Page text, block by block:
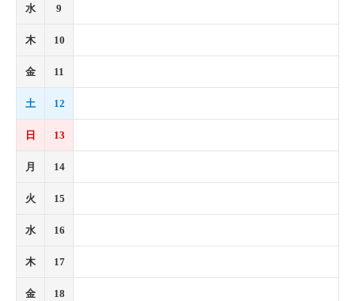
水 9
木 10
金 11
土 12
日 13
月 14
火 15
水 16
木 17
金 18